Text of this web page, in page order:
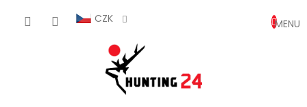
CZK
KOŠÍK